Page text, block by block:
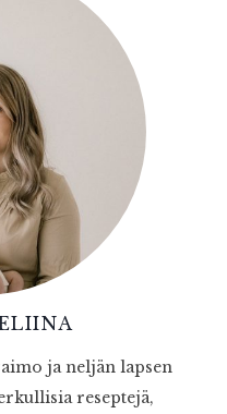
ja neljän lapsen
reseptejä,